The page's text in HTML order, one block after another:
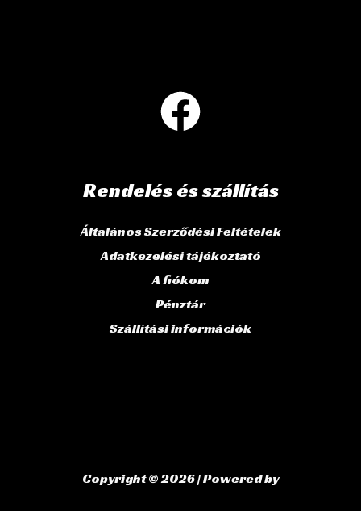
Rendelés és szállítás
Általános Szerződési Feltételek
Adatkezelési tájékoztató
A fiókom
Pénztár
Szállítási információk
Copyright © 2026 | Powered by